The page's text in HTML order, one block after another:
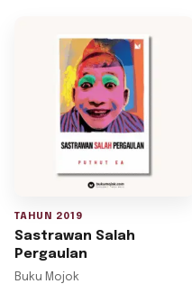
TAHUN 2019
Sastrawan Salah
Pergaulan
Buku Mojok